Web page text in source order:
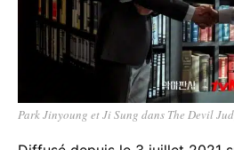
Park Jinyoung et Ji Sung dans The Devil